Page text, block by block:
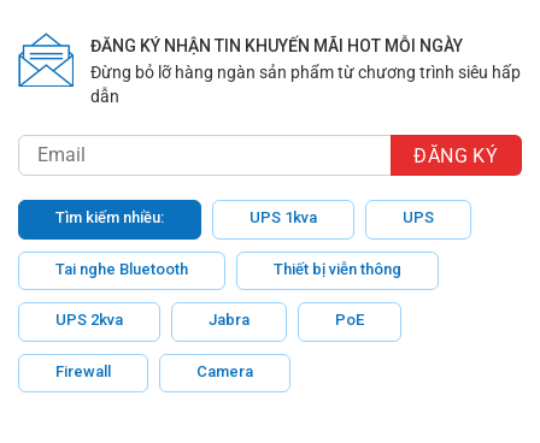
ĐĂNG KÝ NHẬN TIN KHUYẾN MÃI HOT MỖI NGÀY
Đừng bỏ lỡ hàng ngàn sản phẩm từ chương trình siêu hấp
dẫn
Tìm kiếm nhiều: UPS 1kva UPS
Tai nghe Bluetooth Thiết bị viễn thông
UPS 2kva Jabra PoE
Firewall Camera